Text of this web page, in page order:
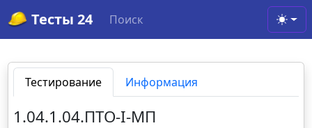
Тесты 24 Поиск
Тестирование Информация
1.04.1.04.ПТО-I-МП